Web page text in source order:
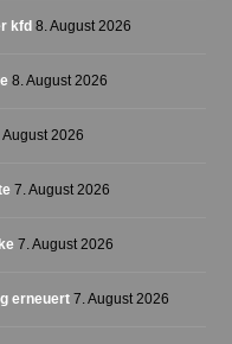
kfd 8. August 2026
8. August 2026
August 2026
7. August 2026
7. August 2026
erneuert 7. August 2026